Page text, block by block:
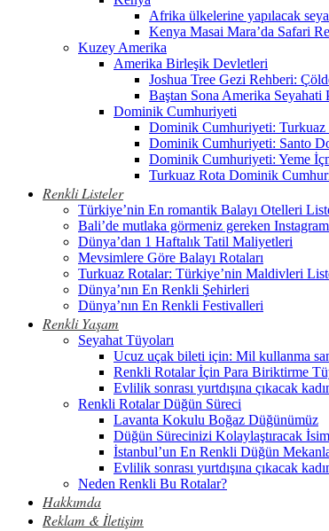
Afrika ülkelerine yapılacak
Kenya Masai Mara’da Safari
Kuzey Amerika
Amerika Birleşik Devletleri
Joshua Tree Gezi Rehberi:
Baştan Sona Amerika Seyahati
Dominik Cumhuriyeti
Dominik Cumhuriyeti: Turkuaz
Dominik Cumhuriyeti: Santo
Dominik Cumhuriyeti: Yeme
Turkuaz Rota Dominik
Renkli Listeler
Türkiye’nin En romantik Balayı Otelleri
Bali’de mutlaka görmeniz gereken
Dünya’dan 1 Haftalık Tatil Maliyetleri
Mevsimlere Göre Balayı Rotaları
Turkuaz Rotalar: Türkiye’nin Maldivleri
Dünya’nın En Renkli Şehirleri
Dünya’nın En Renkli Festivalleri
Renkli Yaşam
Seyahat Tüyoları
Ucuz uçak bileti için: Mil kullanma
Renkli Rotalar İçin Para Biriktirme
Evlilik sonrası yurtdışına çıkacak
Renkli Rotalar Düğün Süreci
Lavanta Kokulu Boğaz Düğünümüz
Düğün Sürecinizi Kolaylaştıracak
İstanbul’un En Renkli Düğün
Evlilik sonrası yurtdışına çıkacak
Neden Renkli Bu Rotalar?
Hakkımda
Reklam & İletişim